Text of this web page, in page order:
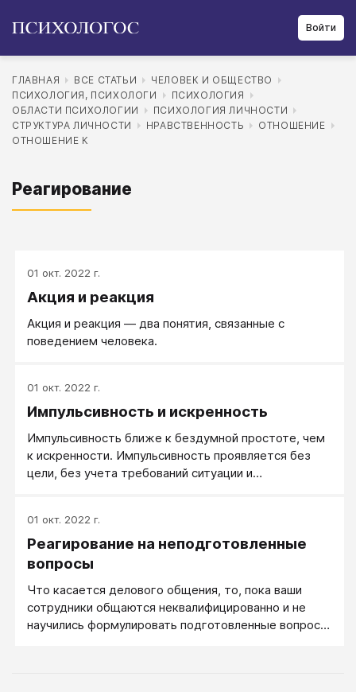
Войти
ГЛАВНАЯ ВСЕ СТАТЬИ
ЧЕЛОВЕК И ОБЩЕСТВО
ПСИХОЛОГИЯ, ПСИХОЛОГИ
ПСИХОЛОГИЯ
ОБЛАСТИ ПСИХОЛОГИИ
ПСИХОЛОГИЯ ЛИЧНОСТИ
СТРУКТУРА ЛИЧНОСТИ
НРАВСТВЕННОСТЬ
ОТНОШЕНИЕ
ОТНОШЕНИЕ К
Реагирование
01 окт. 2022 г.
Акция и реакция
Акция и реакция — два понятия, связанные с
поведением человека.
01 окт. 2022 г.
Импульсивность и искренность
Импульсивность ближе к бездумной простоте, чем
к искренности. Импульсивность проявляется без
цели, без учета требований ситуации и
возможна только у адекватного человека,
понимающего и соблюдаещего формат общения.
01 окт. 2022 г.
Реагирование на неподготовленные
вопросы
Что касается делового общения, то, пока ваши
сотрудники общаются неквалифицированно и не
научились формулировать подготовленные вопросы,